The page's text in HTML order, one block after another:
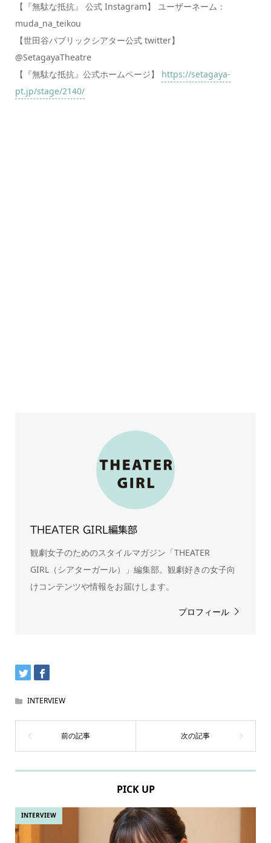
【『無駄な抵抗』 公式 Instagram】 ユーザーネーム：
muda_na_teikou
【世田谷パブリックシアター公式 twitter】
@SetagayaTheatre
【『無駄な抵抗』公式ホームページ】 https://setagaya-
pt.jp/stage/2140/
THEATER GIRL編集部
観劇女子のためのスタイルマガジン「THEATER
GIRL（シアターガール）」編集部。観劇好きの女子向
けコンテンツや情報をお届けします。
プロフィール
INTERVIEW
PICK UP
INTERVIEW